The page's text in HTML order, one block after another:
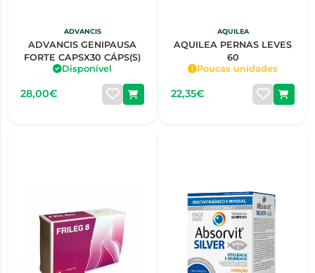
ADVANCIS
ADVANCIS GENIPAUSA
FORTE CAPSX30 CÁPS(S)
Disponível
28,00€
AQUILEA
AQUILEA PERNAS LEVES
60
Poucas unidades
22,35€